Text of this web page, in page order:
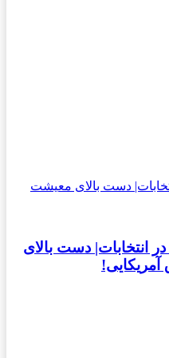
دست بالای معیشت
انتخابات| دست بالای